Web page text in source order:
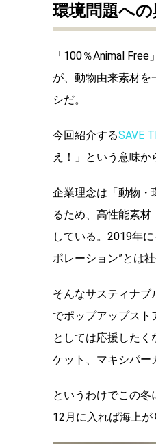
環境問題へ
「100％Animal
が、動物由来素材を
シだ。
今回紹介するSAVE
え！」という意味か
企業理念は「動物・
るため、高性能素
している。2019年
ポレーション”とは
そんなサスティナブ
でポップアップス
としては応援した
ケット、マキシパー
というわけでこの冬
12月に入れば海上が